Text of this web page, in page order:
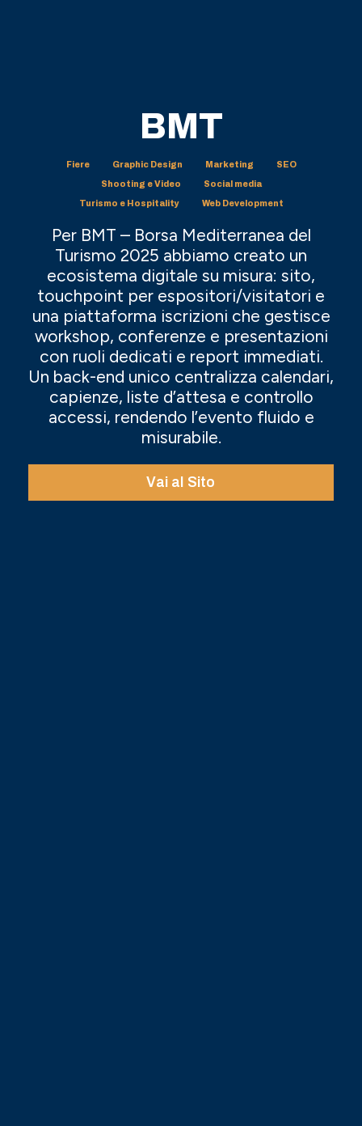
BMT
Fiere Graphic Design Marketing SEO
Shooting e Video Social media
Turismo e Hospitality Web Development
Per BMT – Borsa Mediterranea del
Turismo 2025 abbiamo creato un
ecosistema digitale su misura: sito,
touchpoint per espositori/visitatori e
una piattaforma iscrizioni che gestisce
workshop, conferenze e presentazioni
con ruoli dedicati e report immediati.
Un back-end unico centralizza calendari,
capienze, liste d’attesa e controllo
accessi, rendendo l’evento fluido e
misurabile.
Vai al Sito